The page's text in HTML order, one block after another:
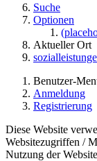
Suche
Optionen
Aktueller Ort
Benutzer-
Anmeldung
Registrierung
Diese Website
Websitezugriffen /
Nutzung der